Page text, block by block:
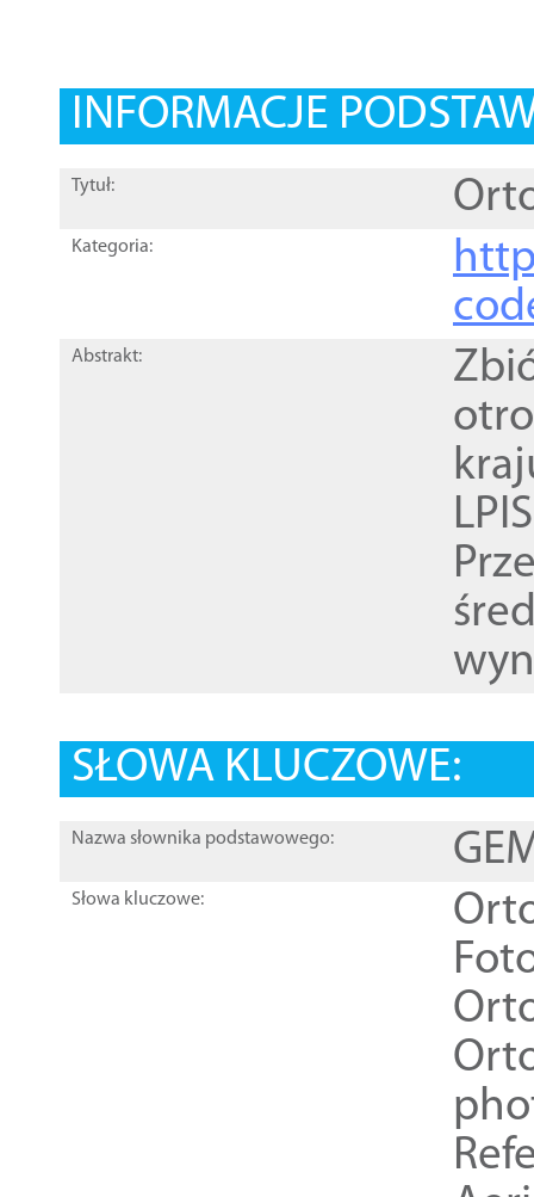
INFORMACJE
Tytuł:
Kategoria:
Abstrakt:
SŁOWA KLUCZOWE:
Nazwa słownika podstawowego:
Słowa kluczowe: